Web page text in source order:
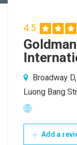
4.5
Broadway
Luong Bang
Add a